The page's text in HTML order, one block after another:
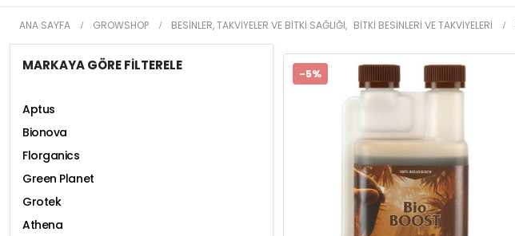
ANA SAYFA GROWSHOP BESINLER, TAKVIYELER VE BITKI SAĞLIĞI, BITKI BESINLERI VE TAKVIYELERI
-5%
MARKAYA GÖRE FİLTERELE
Aptus
Bionova
Florganics
Green Planet
Grotek
Athena